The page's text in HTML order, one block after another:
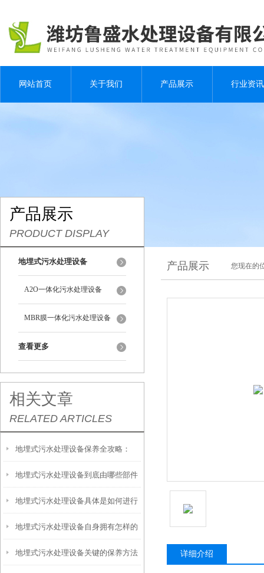
网站首页 关于我们 产品展示 行业资讯
产品展示
PRODUCT DISPLAY
地埋式污水处理设备
A2O一体化污水处理设备
MBR膜一体化污水处理设备
查看更多
相关文章
RELATED ARTICLES
地埋式污水处理设备保养全攻略：
让“地下卫士”持续高效运转
地埋式污水处理设备到底由哪些部件
撑起？核心结构一文拆解
地埋式污水处理设备具体是如何进行
安装的呢？
地埋式污水处理设备自身拥有怎样的
特点呢？
地埋式污水处理设备关键的保养方法
产品展示 您现在的
详细介绍